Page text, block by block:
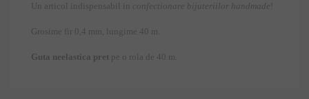
Un articol indispensabil in confectionare bijuteriilor handmade
Grosime fir 0,4 mm, lungime 40 m.
Guta neelastica pret pe o rola de 40 m.